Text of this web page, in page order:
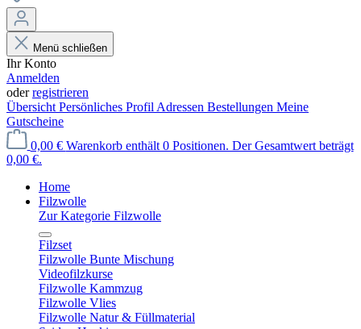
Menü schließen
Ihr Konto
Anmelden
oderregistrieren
Übersicht Persönliches Profil Adressen Bestellungen Meine
Gutscheine
0,00 € Warenkorb enthält 0 Positionen. Der Gesamtwert beträgt
0,00 €.
Home
Filzwolle
Zur Kategorie Filzwolle
Filzset
Filzwolle Bunte Mischung
Videofilzkurse
Filzwolle Kammzug
Filzwolle Vlies
Filzwolle Natur & Füllmaterial